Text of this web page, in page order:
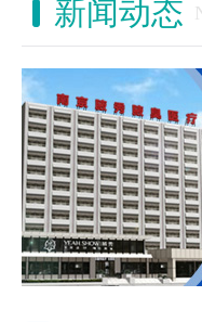
新闻动态